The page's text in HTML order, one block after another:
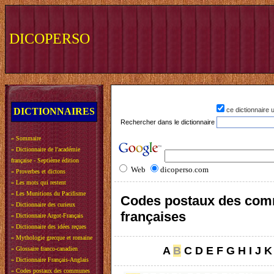
DICOPERSO
DICTIONNAIRES
» Sommaire
» Dictionnaire de l'académie
française - Septième édition
» Proverbes et dictons
» Les mots qui restent
» Les Munitions du Pacifisme
» Dictionnaire des curieux
» Dictionnaire Argot-Français
» Dictionnaire des idées reçues
» Mythologie grecque et romaine
» Glossaire franco-canadien
» Dictionnaire Français-Anglais
» Codes postaux des communes
ce dictionnaire
Rechercher dans le dictionnaire
Web dicoperso.com
Codes postaux des
françaises
A B C D E F G H I J K